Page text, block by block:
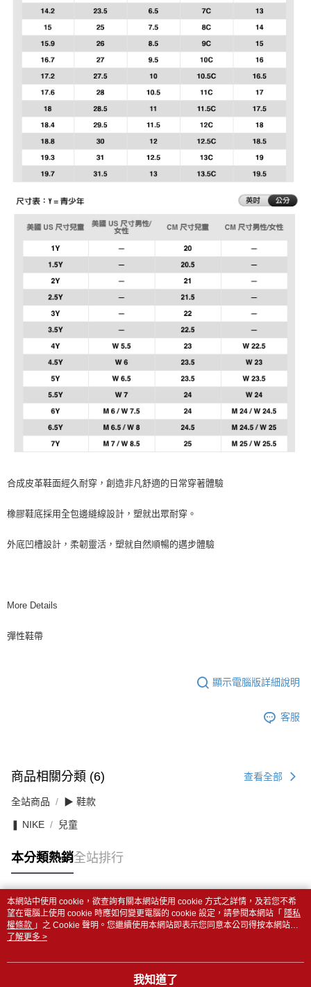
合成皮革鞋面經久耐穿，創造非凡舒適的日常穿著體驗
橡膠鞋底採用全包邊縫線設計，塑就出眾耐穿。
外底凹槽設計，柔韌靈活，塑就自然順暢的邁步體驗
More Details
彈性鞋帶
顯示電腦版詳細說明
客服
商品相關分類 (6) 查看全部
全站商品 ▶ 鞋款
❚ NIKE 兒童
本分類熱銷全站排行
熱門標籤
本網站中使用 cookie，欲查詢有關本網站使用 cookie 方式之詳情，及若您不希
望在電腦上使用 cookie 時應如何變更電腦的 cookie 設定，請參閱本網站「 隱私
權條款 」之 Cookie 聲明。您繼續使用本網站即表示您同意本公司得按本網站使
用條款之 Cookie 聲明使用 cookie。
了解更多 >
我知道了